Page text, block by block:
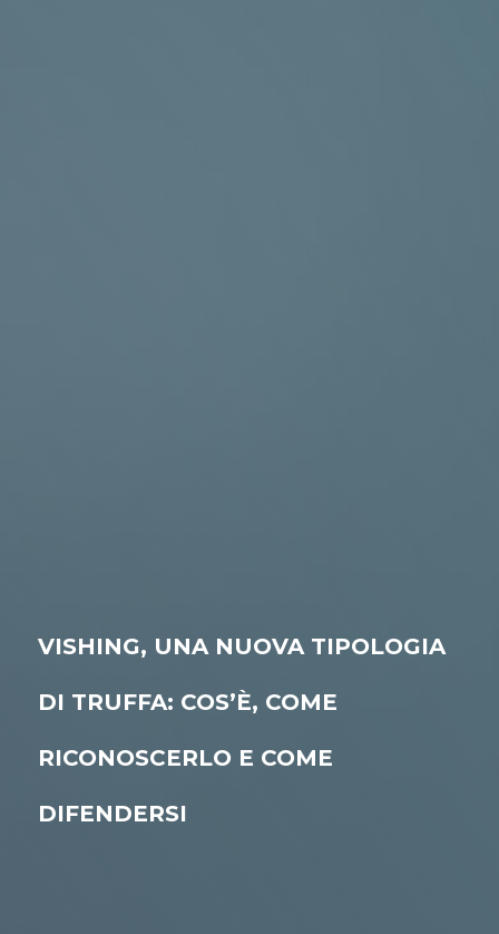
VISHING, UNA NUOVA TIPOLOGIA
DI TRUFFA: COS’È, COME
RICONOSCERLO E COME
DIFENDERSI